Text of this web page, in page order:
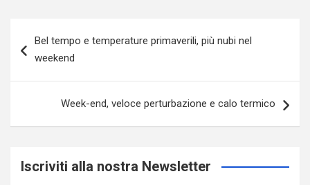
articoli
Bel tempo e temperature primaverili, più nubi nel
weekend
Week-end, veloce perturbazione e calo termico
Iscriviti alla nostra Newsletter